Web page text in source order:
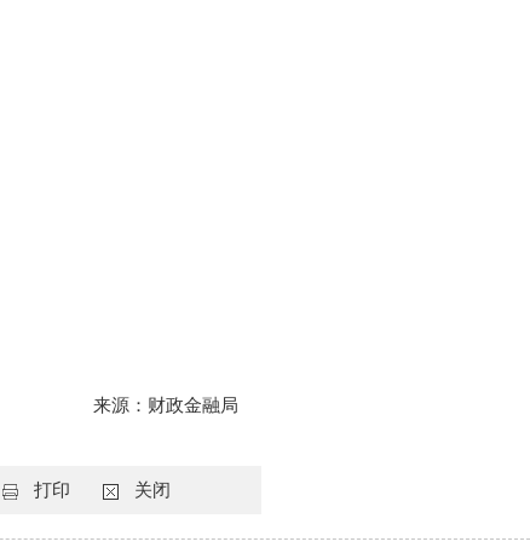
来源：财政金融局
打印 关闭